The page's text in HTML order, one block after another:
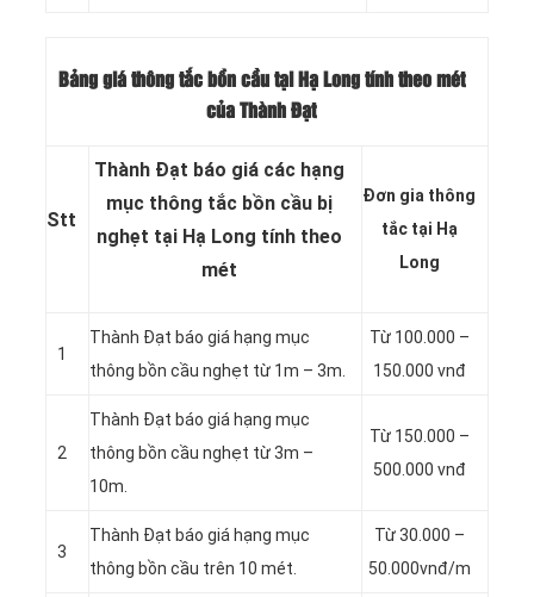
Bảng giá thông tắc bồn cầu tại Hạ Long tính theo mét
của Thành Đạt
Stt
Thành Đạt báo giá các hạng
mục thông tắc bồn cầu bị
nghẹt tại Hạ Long tính theo
mét
Đơn gia thông
tắc tại Hạ
Long
1
Thành Đạt báo giá hạng mục
thông bồn cầu nghẹt từ 1m – 3m.
Từ 100.000 –
150.000 vnđ
2
Thành Đạt báo giá hạng mục
thông bồn cầu nghẹt từ 3m –
10m.
Từ 150.000 –
500.000 vnđ
3
Thành Đạt báo giá hạng mục
thông bồn cầu trên 10 mét.
Từ 30.000 –
50.000vnđ/m